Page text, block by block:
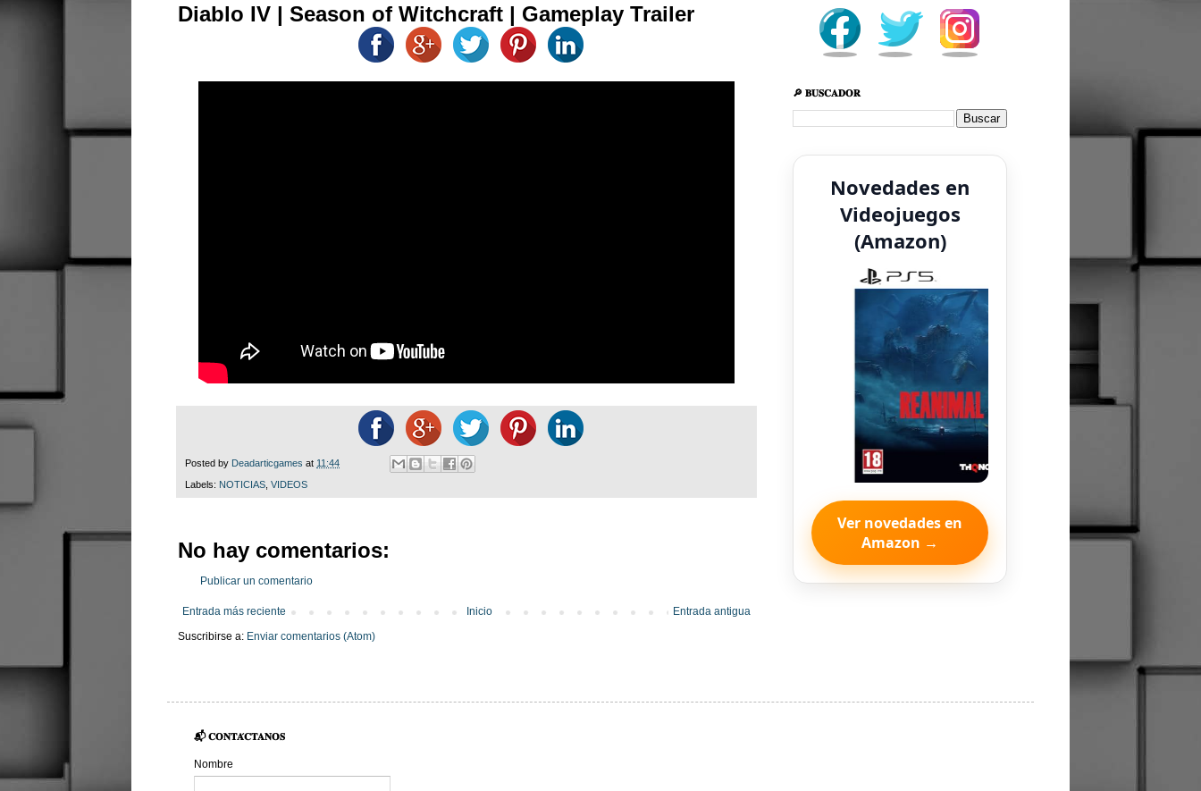
Diablo IV | Season of Witchcraft | Gameplay Trailer
Posted by Deadarticgames at 11:44
Labels: NOTICIAS VIDEOS
No hay comentarios:
Publicar un comentario
Entrada más reciente Entrada antigua
Inicio
Suscribirse a: Enviar comentarios (Atom)
🔎 𝐁𝐔𝐒𝐂𝐀𝐃𝐎𝐑
Novedades en
Videojuegos
(Amazon)
Ver novedades en
Amazon →
📬 𝐂𝐎𝐍𝐓𝐀́𝐂𝐓𝐀𝐍𝐎𝐒
Nombre